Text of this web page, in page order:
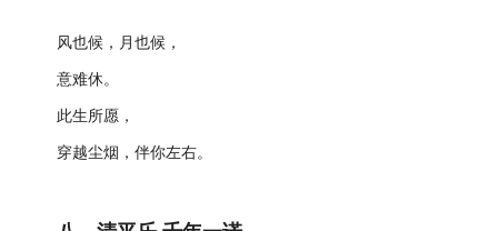
风也候，月也候，
意难休。
此生所愿，
穿越尘烟，伴你左右。